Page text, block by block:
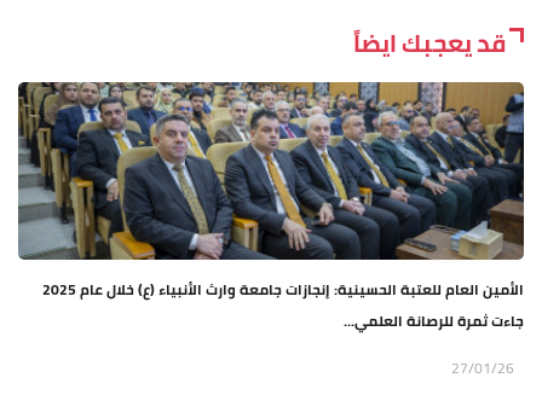
قد يعجبك ايضاً
الأمين العام للعتبة الحسينية: إنجازات جامعة وارث الأنبياء (ع) خلال عام 2025
جاءت ثمرة للرصانة العلمي...
27/01/26